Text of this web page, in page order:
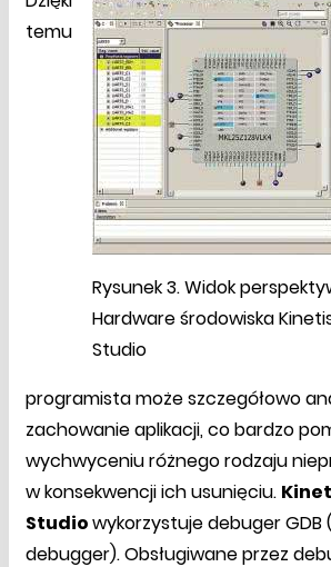
Rysunek 3. Widok
Hardware środowiska
Studio
temu
programista może szczegółowo
zachowanie aplikacji, co bardzo
wychwyceniu różnego rodzaju
w konsekwencji ich usunięciu.
Studiowykorzystuje debuger GDB
debugger). Obsługiwane przez